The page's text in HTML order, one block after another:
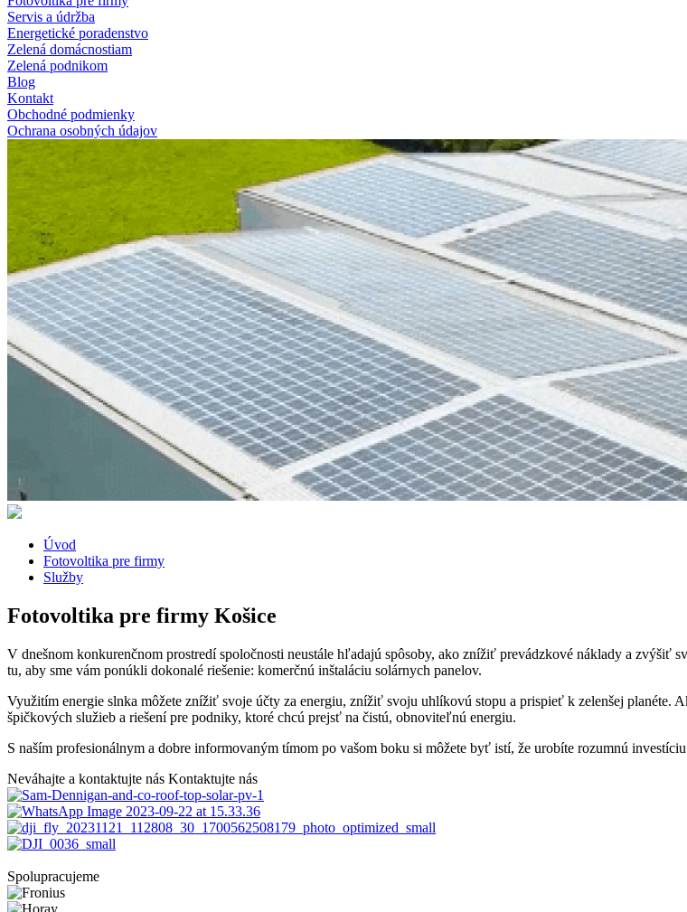
Servis a údržba
Energetické poradenstvo
Zelená domácnostiam
Zelená podnikom
Blog
Kontakt
Obchodné podmienky
Ochrana osobných údajov
Úvod
Fotovoltika pre firmy
Služby
Fotovoltika pre firmy Košice
V dnešnom konkurenčnom prostredí spoločnosti neustále hľadajú spôsoby, ako znížiť prevádzkové náklady a zvýšiť
tu, aby sme vám ponúkli dokonalé riešenie: komerčnú inštaláciu solárnych panelov.
Využitím energie slnka môžete znížiť svoje účty za energiu, znížiť svoju uhlíkovú stopu a prispieť k zelenšej planéte.
špičkových služieb a riešení pre podniky, ktoré chcú prejsť na čistú, obnoviteľnú energiu.
S naším profesionálnym a dobre informovaným tímom po vašom boku si môžete byť istí, že urobíte rozumnú
Neváhajte a kontaktujte nás Kontaktujte nás
Spolupracujeme